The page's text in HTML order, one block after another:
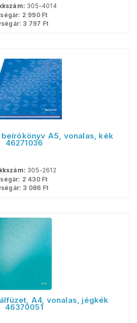
305-4014
2 990Ft
3 797 Ft
beírókönyv A5, vonalas, kék
46271036
305-2612
2 430Ft
3 086 Ft
A4, vonalas, jégkék
46370051